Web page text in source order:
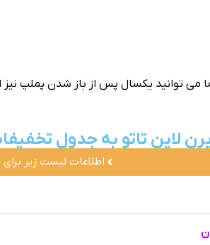
توانید یکسال پس از باز شدن پملپ نیز
لاین تاتو به جدول
اطلاعات لیست زیر